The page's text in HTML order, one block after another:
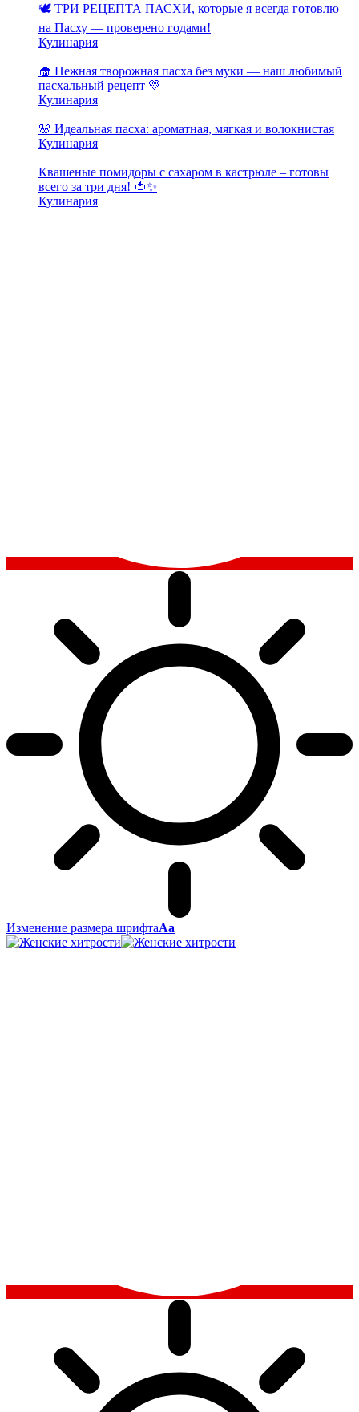
🕊️ ТРИ РЕЦЕПТА ПАСХИ, которые я всегда готовлю
на Пасху — проверено годами!
Кулинария
🧁 Нежная творожная пасха без муки — наш любимый
пасхальный рецепт 💛
Кулинария
🌸 Идеальная пасха: ароматная, мягкая и волокнистая
Кулинария
Квашеные помидоры с сахаром в кастрюле – готовы
всего за три дня! 🍅✨
Кулинария
Изменение размера шрифтаАа